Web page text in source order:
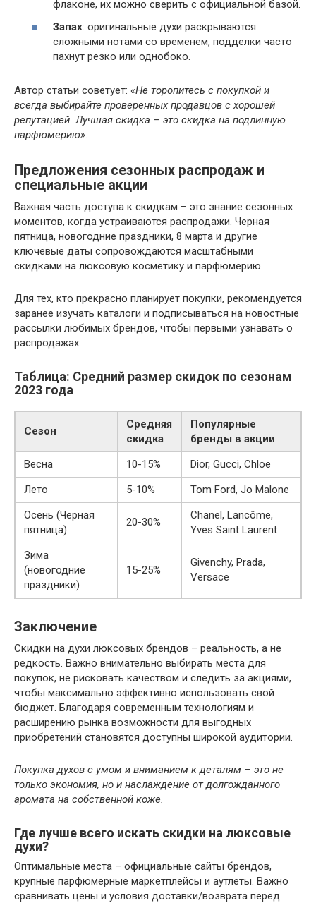
флаконе, их можно сверить с официальной базой.
Запах: оригинальные духи раскрываются
сложными нотами со временем, подделки часто
пахнут резко или однобоко.
Автор статьи советует: «Не торопитесь с покупкой и
всегда выбирайте проверенных продавцов с хорошей
репутацией. Лучшая скидка – это скидка на подлинную
парфюмерию».
Предложения сезонных распродаж и
специальные акции
Важная часть доступа к скидкам – это знание сезонных
моментов, когда устраиваются распродажи. Черная
пятница, новогодние праздники, 8 марта и другие
ключевые даты сопровождаются масштабными
скидками на люксовую косметику и парфюмерию.
Для тех, кто прекрасно планирует покупки, рекомендуется
заранее изучать каталоги и подписываться на новостные
рассылки любимых брендов, чтобы первыми узнавать о
распродажах.
Таблица: Средний размер скидок по сезонам
2023 года
Сезон
Средняя
скидка
Популярные
бренды в акции
Весна
10-15%
Dior, Gucci, Chloe
Лето
5-10%
Tom Ford, Jo Malone
Осень (Черная
пятница)
20-30%
Chanel, Lancôme,
Yves Saint Laurent
Зима
(новогодние
праздники)
15-25%
Givenchy, Prada,
Versace
Заключение
Скидки на духи люксовых брендов – реальность, а не
редкость. Важно внимательно выбирать места для
покупок, не рисковать качеством и следить за акциями,
чтобы максимально эффективно использовать свой
бюджет. Благодаря современным технологиям и
расширению рынка возможности для выгодных
приобретений становятся доступны широкой аудитории.
Покупка духов с умом и вниманием к деталям – это не
только экономия, но и наслаждение от долгожданного
аромата на собственной коже.
Где лучше всего искать скидки на люксовые
духи?
Оптимальные места – официальные сайты брендов,
крупные парфюмерные маркетплейсы и аутлеты. Важно
сравнивать цены и условия доставки/возврата перед